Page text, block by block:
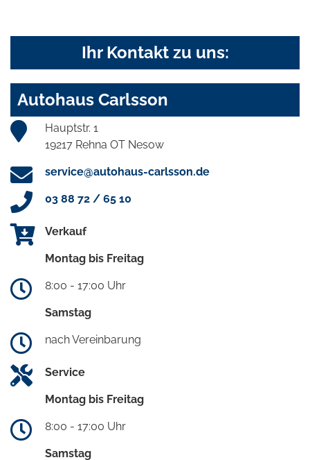
Ihr Kontakt zu uns:
Autohaus Carlsson
Hauptstr. 1
19217 Rehna OT Nesow
service@autohaus-carlsson.de
03 88 72 / 65 10
Verkauf
Montag bis Freitag
8:00 - 17:00 Uhr
Samstag
nach Vereinbarung
Service
Montag bis Freitag
8:00 - 17:00 Uhr
Samstag